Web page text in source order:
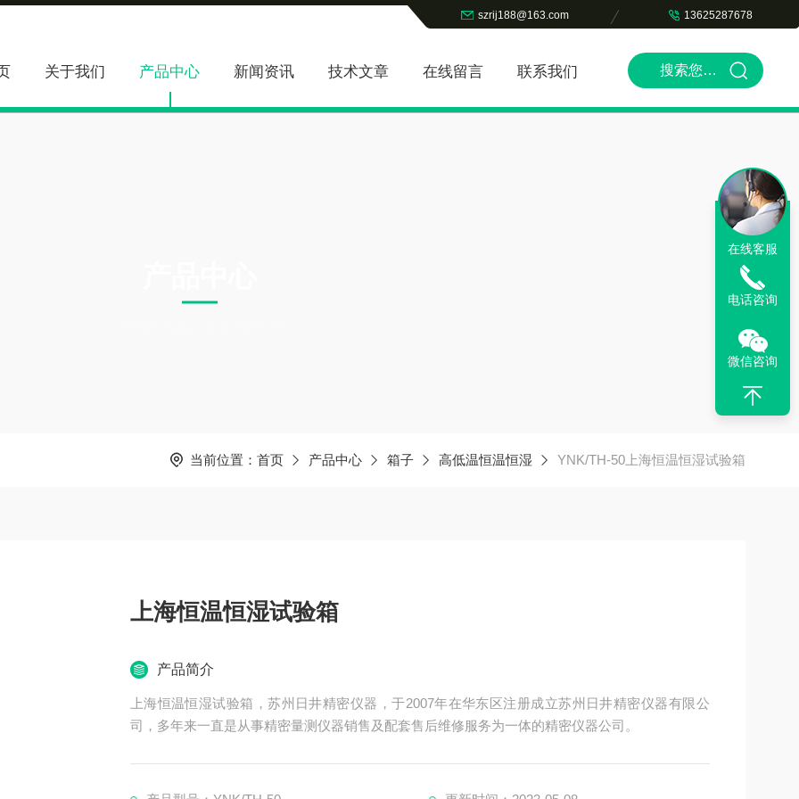
szrij188@163.com 13625287678
关于我们 产品中心 新闻资讯 技术文章 在线留言 联系我们
当前位置： 首页 产品中心 箱子 高低温恒温恒湿 YNK/TH-50上海恒温恒湿试验箱
上海恒温恒湿试验箱
产品简介
上海恒温恒湿试验箱，苏州日井精密仪器，于2007年在华东区注册成立苏州日井精密仪器有限公
司，多年来一直是从事精密量测仪器销售及配套售后维修服务为一体的精密仪器公司。
在线客服
电话咨询
微信咨询